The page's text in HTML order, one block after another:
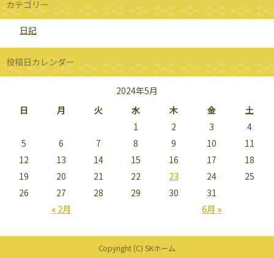
カテゴリー
日記
投稿日カレンダー
2024年5月
日
月 火 水 木 金 土
« 2月 6月 »
1 2 3
4
5
6 7 8 9 10
11
12
13 14 15 16 17
18
19
20 21 22 23 24
25
26
27 28 29 30 31
Copyright (C) SKホーム